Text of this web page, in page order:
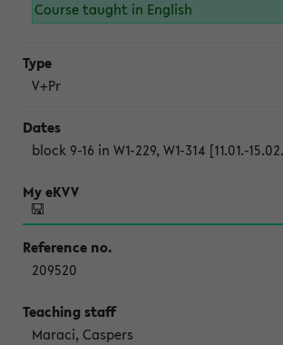
Course taught in English
V+Pr
block 9-16 in W1-229, W1-314 [11.01.-
209520
Maraci, Caspers